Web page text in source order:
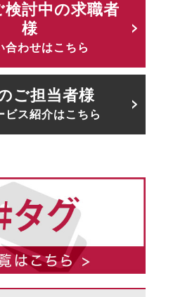
検討中の求職者
様
合わせはこちら
ご担当者様
ビス紹介はこちら